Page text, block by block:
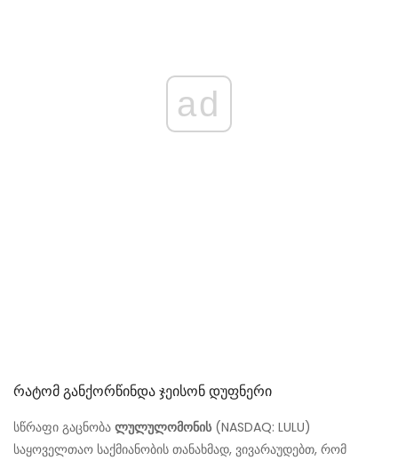
ad
Რატომ Განქორწინდა Ჯეისონ Დუფნერი
სწრაფი გაცნობა ლულულომონის(NASDAQ: LULU)
საყოველთაო საქმიანობის თანახმად, ვივარაუდებთ, რომ